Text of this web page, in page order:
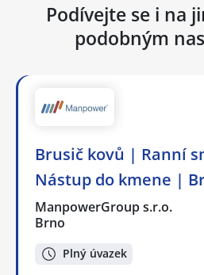
Podívejte se i na
podobným
Brusič kovů | Ranní
Nástup do kmene |
ManpowerGroup s.r.o.
Brno
Plný úvazek